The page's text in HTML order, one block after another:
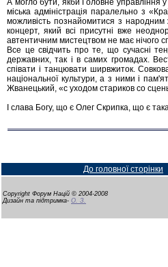
А могло бути, якби Головне управління
міська адміністрація паралельно з
можливість познайомитися з
концерт, який всі присутні вже
автентичним мистецтвом не має нічого
Все це свідчить про те, що сучасні
державних, так і в самих громадах.
співати і танцювати ширвжиток.
національної культури, а з ними і
Жванецький, «с уходом стариков со
І слава Богу, що є Олег Скрипка, що є
До головної сторінки
Copyright Форум Націй © 2004-2008
Дизайн та підтримка- О. З.